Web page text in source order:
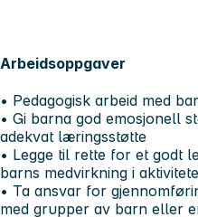
Arbeidsoppgaver
• Pedagogisk arbeid med
• Gi barna god emosjonell
adekvat læringsstøtte
• Legge til rette for et godt
barns medvirkning i
• Ta ansvar for
med grupper av barn eller